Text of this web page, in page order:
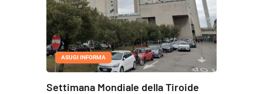
ASUGI INFORMA
Settimana Mondiale della Tiroide